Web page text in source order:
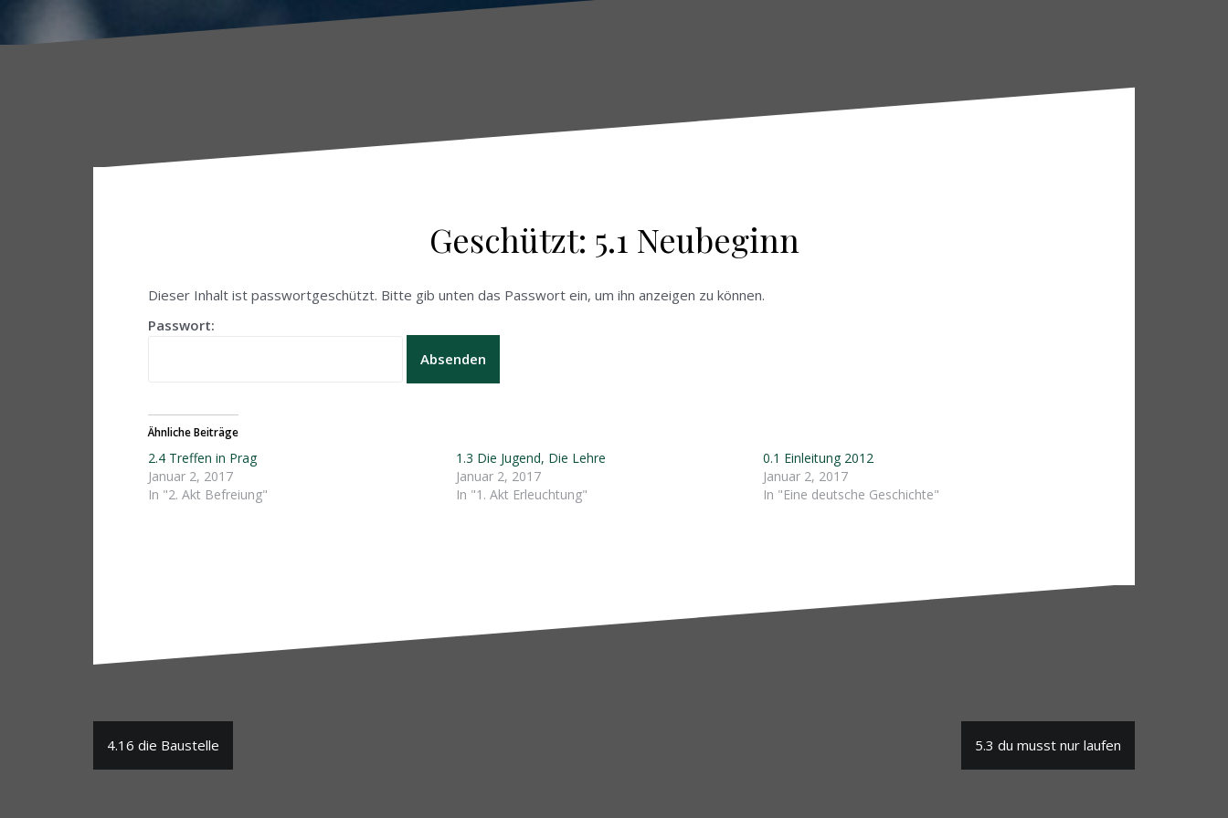
Geschützt: 5.1 Neubeginn
Dieser Inhalt ist passwortgeschützt. Bitte gib unten das Passwort ein, um ihn anzeigen zu können.
Passwort:
Ähnliche Beiträge
2.4 Treffen in Prag
Januar 2, 2017
In "2. Akt Befreiung"
1.3 Die Jugend, Die Lehre
Januar 2, 2017
In "1. Akt Erleuchtung"
0.1 Einleitung 2012
Januar 2, 2017
In "Eine deutsche Geschichte"
Beitragsnavigation
4.16 die Baustelle 5.3 du musst nur laufen